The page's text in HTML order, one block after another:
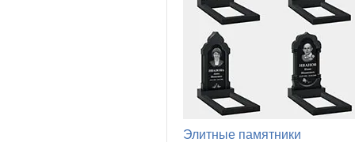
Элитные памятники